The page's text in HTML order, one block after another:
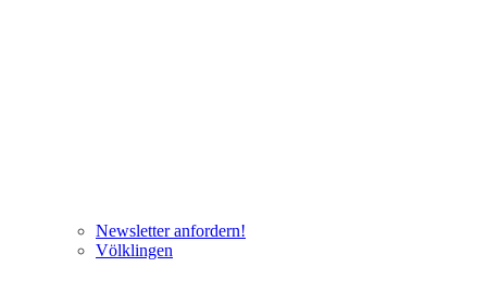
Newsletter anfordern!
Völklingen